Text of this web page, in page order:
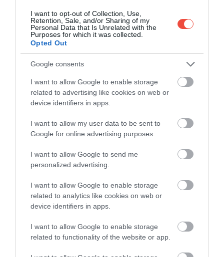
I want to opt-out of Collection, Use,
Retention, Sale, and/or Sharing of my
Personal Data that Is Unrelated with the
Purposes for which it was collected.
Opted Out
Google consents
I want to allow Google to enable storage
related to advertising like cookies on web or
device identifiers in apps.
I want to allow my user data to be sent to
Google for online advertising purposes.
I want to allow Google to send me
personalized advertising.
I want to allow Google to enable storage
related to analytics like cookies on web or
device identifiers in apps.
I want to allow Google to enable storage
related to functionality of the website or app.
del Solonélő, a brit Daily Mailnek nyilatkozó brit
Daniel Efford szerintazonban a legtöbben hibát
követnek el, mielőtt belevágnak az új életbe:
SOKAN NYARALÁSUK ALATT
JÖNNEK IDE, AZTÁN AZT
HISZIK, HOGY A MINDENNAPI
ÉLET IS ILYEN. DE AMI EGY
HÉT SZABADSÁG ALATT
MŰKÖDIK, AZ MÉG NEM
UGYANAZ, MINT ITT ÉLNI. A
SPANYOL ÉLETSTÍLUS
VALÓBAN CSODÁLATOS, DE
CSAK AKKOR, HA AZ EMBER
ELFOGADJA A LASSABB